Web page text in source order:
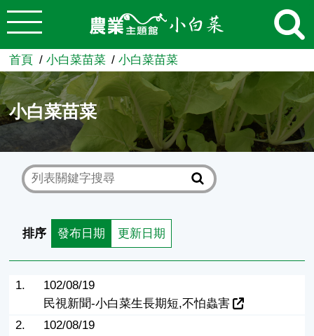
跳到主要內容
農業知識入口網
首頁 小白菜苗菜 小白菜苗菜
小白菜苗菜
排序 發布日期 更新日期
1.
102/08/19
民視新聞-小白菜生長期短,不怕蟲害
2.
102/08/19